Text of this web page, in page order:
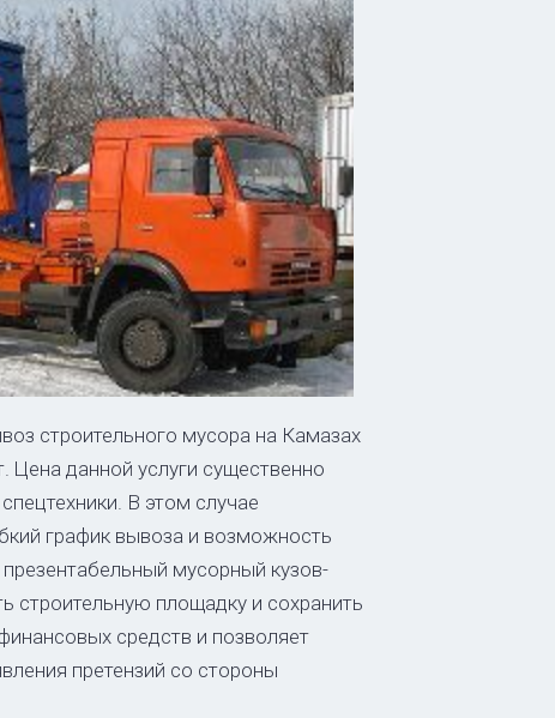
строительного мусора на Камазах
Цена данной услуги существенно
В этом случае
график вывоза и возможность
мусорный кузов-
строительную площадку и сохранить
средств и позволяет
претензий со стороны